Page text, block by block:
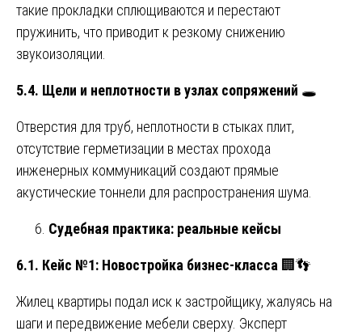
такие прокладки сплющиваются и перестают
пружинить, что приводит к резкому снижению
звукоизоляции.
5.4. Щели и неплотности в узлах сопряжений 🕳️
Отверстия для труб, неплотности в стыках плит,
отсутствие герметизации в местах прохода
инженерных коммуникаций создают прямые
акустические тоннели для распространения шума.
Судебная практика: реальные кейсы
6.1. Кейс №1: Новостройка бизнес-класса 🏢👣
Жилец квартиры подал иск к застройщику, жалуясь на
шаги и передвижение мебели сверху. Эксперт